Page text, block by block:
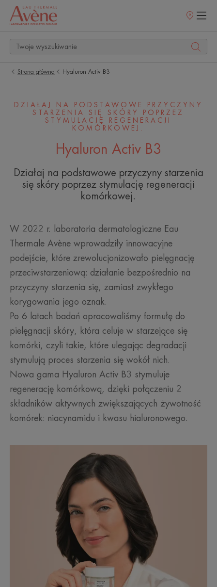
Punkty
Strona główna Hyaluron Activ B3
DZIAŁAJ NA PODSTAWOWE PRZYCZYNY
STARZENIA SIĘ SKÓRY POPRZEZ
STYMULACJĘ REGENERACJI
KOMÓRKOWEJ.
Hyaluron Activ B3
Działaj na podstawowe przyczyny starzenia
się skóry poprzez stymulację regeneracji
komórkowej.
W 2022 r. laboratoria dermatologiczne Eau
Thermale Avène wprowadziły innowacyjne
podejście, które zrewolucjonizowało pielęgnację
przeciwstarzeniową: działanie bezpośrednio na
przyczyny starzenia się, zamiast zwykłego
korygowania jego oznak.
Po 6 latach badań opracowaliśmy formułę do
pielęgnacji skóry, która celuje w starzejące się
komórki, czyli takie, które ulegając degradacji
stymulują proces starzenia się wokół nich.
Nowa gama Hyaluron Activ B3 stymuluje
regenerację komórkową, dzięki połączeniu 2
składników aktywnych zwiększających żywotność
komórek: niacynamidu i kwasu hialuronowego.